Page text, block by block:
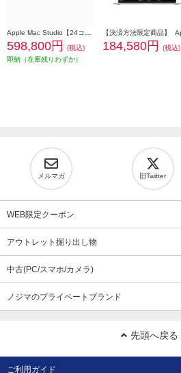
598,800円
(税込)
即納（在庫残りわずか）
184,580円 (税込)
メルマガ 旧Twitter
WEB限定クーポン
アウトレット掘り出し物
中古(PC/スマホ/カメラ)
ノジマのプライベートブランド
先頭へ戻る
ご利用ガイド